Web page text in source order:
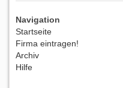
Navigation
Startseite
Firma eintragen!
Archiv
Hilfe